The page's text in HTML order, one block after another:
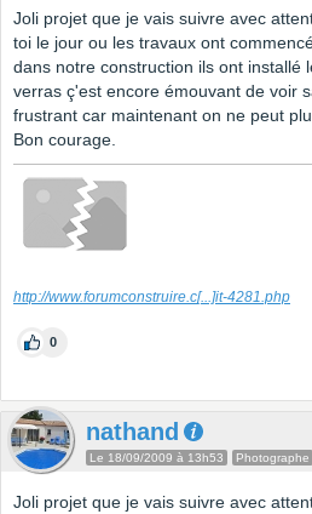
Joli projet que je vais suivre avec
toi le jour ou les travaux ont
dans notre construction ils ont installé
verras ç'est encore émouvant de voir
frustrant car maintenant on ne peut
Bon courage.
http://www.forumconstruire.c[...]it-4281.php
0
nathand
Le 18/09/2009 à 13h53 Photographe
Joli projet que je vais suivre avec